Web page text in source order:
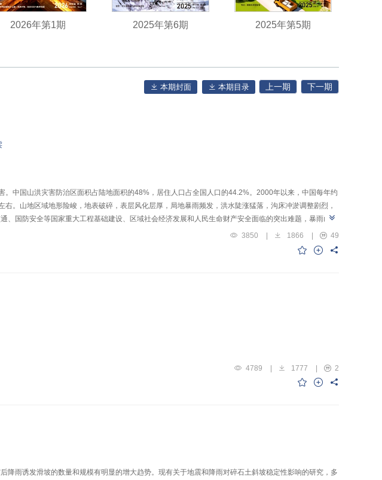
2026年第1期 2025年第6期 2025年第5期
本期封面 本期目录 上一期 下一期
中国山洪灾害防治区面积占陆地面积的48%，居住人口占全国人口的44.2%。2000年以来，中国每年约
。山地区域地形险峻，地表破碎，表层风化层厚，局地暴雨频发，洪水陡涨猛落，沟床冲淤调整剧烈，
国防安全等国家重大工程基础建设、区域社会经济发展和人民生命财产安全面临的突出难题，暴雨山洪
害风险形势，传统忽略泥沙运动影响的防灾理论与技术难以解决山洪水沙耦合致灾问题，无法满足目前重
的成灾效应认识不够、山洪水沙运动耦合成灾区识别不清、山洪水沙灾害防治技术针对性不强、山洪水沙
水沙运动规律，实现山洪水沙耦合成灾理论创新，提出重大山洪水沙灾害的源头治理和区域全面防范的有
区暴雨山洪灾害现场调查与灾害试验反演模拟为基础，采用水文学、土力学、水力学及河流动力学等理
沟床响应规律，以揭示山地区域暴雨山洪过程与泥沙补给突变的沟床响应致灾机理，为山地区域山洪灾害
动规律与沟床响应致灾防治技术。
3850 1866
49
4789 | 1777 |
2
降雨诱发滑坡的数量和规模有明显的增大趋势。现有关于地震和降雨对碎石土斜坡稳定性影响的研究，多